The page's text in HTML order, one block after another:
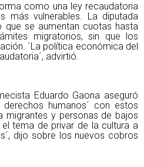
como una ley recaudatoria
más vulnerables. La diputada
que se aumentan cuotas hasta
migratorios, sin que los
`La política económica del
advirtió.
Eduardo Gaona aseguró
humanos´ con estos
migrantes y personas de bajos
tema de privar de la cultura a
dijo sobre los nuevos cobros